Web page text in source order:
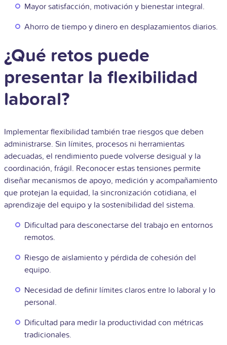
Mayor satisfacción, motivación y bienestar integral.
Ahorro de tiempo y dinero en desplazamientos diarios.
¿Qué retos puede
presentar la flexibilidad
laboral?
Implementar flexibilidad también trae riesgos que deben
administrarse. Sin límites, procesos ni herramientas
adecuadas, el rendimiento puede volverse desigual y la
coordinación, frágil. Reconocer estas tensiones permite
diseñar mecanismos de apoyo, medición y acompañamiento
que protejan la equidad, la sincronización cotidiana, el
aprendizaje del equipo y la sostenibilidad del sistema.
Dificultad para desconectarse del trabajo en entornos
remotos.
Riesgo de aislamiento y pérdida de cohesión del
equipo.
Necesidad de definir límites claros entre lo laboral y lo
personal.
Dificultad para medir la productividad con métricas
tradicionales.